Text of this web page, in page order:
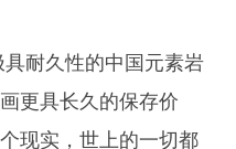
耐久性的中国元素岩
更具长久的保存价
现实，世上的一切都